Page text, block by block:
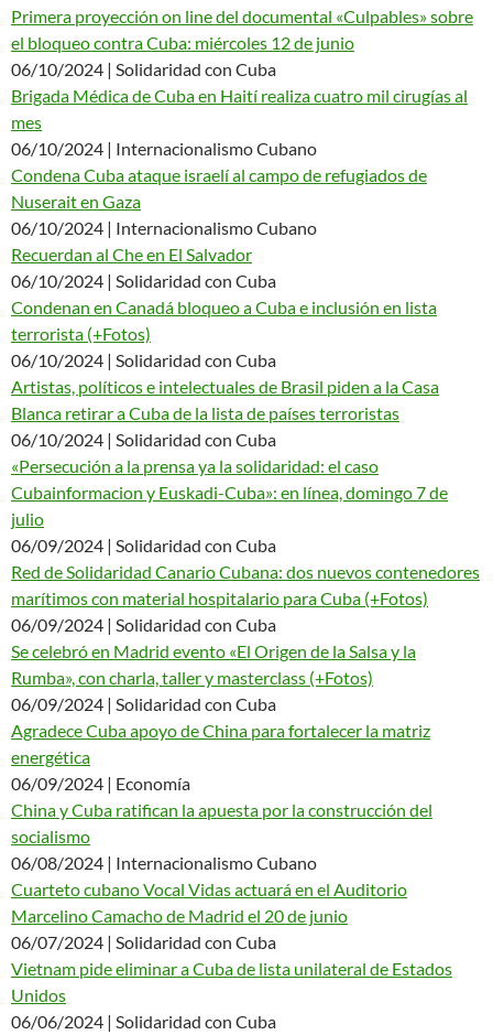
Primera proyección on line del documental «Culpables» sobre
el bloqueo contra Cuba: miércoles 12 de junio
06/10/2024 | Solidaridad con Cuba
Brigada Médica de Cuba en Haití realiza cuatro mil cirugías al
mes
06/10/2024 | Internacionalismo Cubano
Condena Cuba ataque israelí al campo de refugiados de
Nuserait en Gaza
06/10/2024 | Internacionalismo Cubano
Recuerdan al Che en El Salvador
06/10/2024 | Solidaridad con Cuba
Condenan en Canadá bloqueo a Cuba e inclusión en lista
terrorista (+Fotos)
06/10/2024 | Solidaridad con Cuba
Artistas, políticos e intelectuales de Brasil piden a la Casa
Blanca retirar a Cuba de la lista de países terroristas
06/10/2024 | Solidaridad con Cuba
«Persecución a la prensa ya la solidaridad: el caso
Cubainformacion y Euskadi-Cuba»: en línea, domingo 7 de
julio
06/09/2024 | Solidaridad con Cuba
Red de Solidaridad Canario Cubana: dos nuevos contenedores
marítimos con material hospitalario para Cuba (+Fotos)
06/09/2024 | Solidaridad con Cuba
Se celebró en Madrid evento «El Origen de la Salsa y la
Rumba», con charla, taller y masterclass (+Fotos)
06/09/2024 | Solidaridad con Cuba
Agradece Cuba apoyo de China para fortalecer la matriz
energética
06/09/2024 | Economía
China y Cuba ratifican la apuesta por la construcción del
socialismo
06/08/2024 | Internacionalismo Cubano
Cuarteto cubano Vocal Vidas actuará en el Auditorio
Marcelino Camacho de Madrid el 20 de junio
06/07/2024 | Solidaridad con Cuba
Vietnam pide eliminar a Cuba de lista unilateral de Estados
Unidos
06/06/2024 | Solidaridad con Cuba